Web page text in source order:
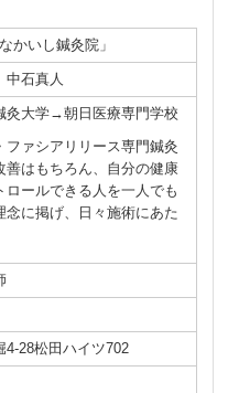
かいし鍼灸院」
石真人
大学→朝日医療専門学校
ファシアリリース専門鍼灸
善はもちろん、自分の健康
ロールできる人を一人でも
念に掲げ、日々施術にあた
4-28松田ハイツ702